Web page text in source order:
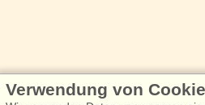
Verwendung von